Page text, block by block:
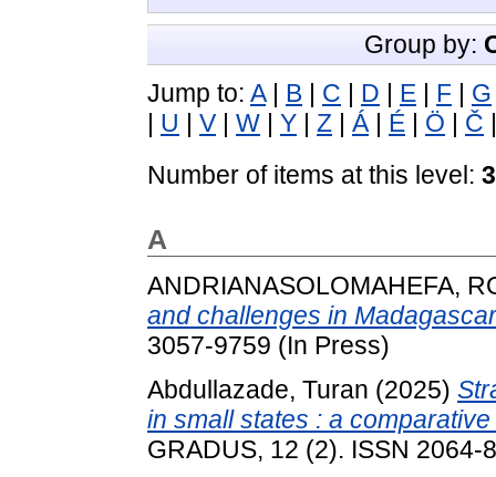
Group by:
Jump to: A| B C D E F G
U V W Y Z Á| É Ö Č
Number of items at this level:
A
ANDRIANASOLOMAHEFA,
and challenges in
3057-9759 (In Press)
Abdullazade, Turan (2025)
in small states : a
GRADUS, 12 (2). ISSN 2064-